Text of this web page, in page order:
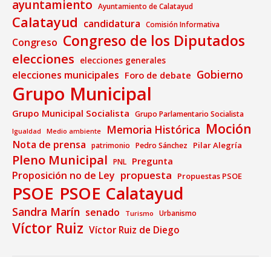
ayuntamiento Ayuntamiento de Calatayud
Calatayud candidatura Comisión Informativa
Congreso Congreso de los Diputados
elecciones elecciones generales
elecciones municipales Foro de debate Gobierno
Grupo Municipal
Grupo Municipal Socialista Grupo Parlamentario Socialista
Igualdad Medio ambiente Memoria Histórica Moción
Nota de prensa patrimonio Pedro Sánchez Pilar Alegría
Pleno Municipal PNL Pregunta
Proposición no de Ley propuesta Propuestas PSOE
PSOE PSOE Calatayud
Sandra Marín senado Turismo Urbanismo
Víctor Ruiz Víctor Ruiz de Diego